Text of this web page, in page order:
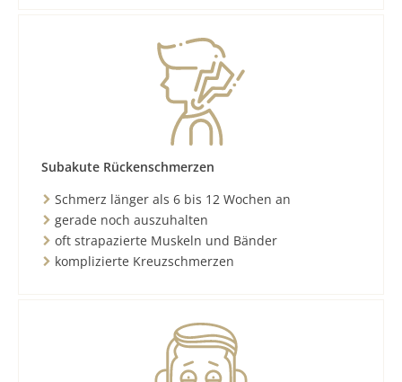
Subakute Rückenschmerzen
Schmerz länger als 6 bis 12 Wochen an
gerade noch auszuhalten
oft strapazierte Muskeln und Bänder
komplizierte Kreuzschmerzen